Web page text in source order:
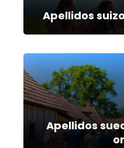
Apellidos
Apellidos